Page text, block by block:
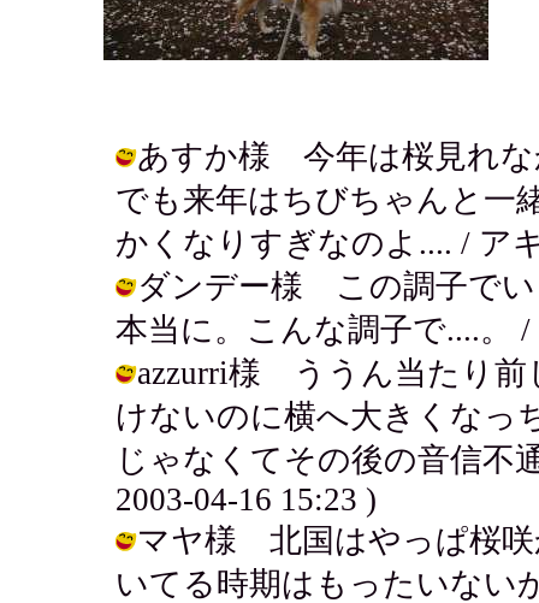
あすか様 今年は桜見れな
でも来年はちびちゃんと一
かくなりすぎなのよ.... / ア
ダンデー様 この調子でい
本当に。こんな調子で....。 /
azzurri様 ううん当たり前
けないのに横へ大きくなっ
じゃなくてその後の音信不
2003-04-16 15:23 )
マヤ様 北国はやっぱ桜咲
いてる時期はもったいない